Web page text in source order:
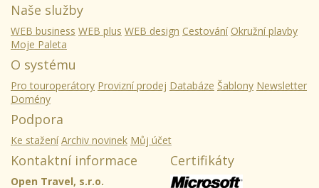
Naše služby
WEB business WEB plus WEB design Cestování Okružní plavby
Moje Paleta
O systému
Pro touroperátory Provizní prodej Databáze Šablony Newsletter
Domény
Podpora
Ke stažení Archiv novinek Můj účet
Kontaktní informace
Open Travel, s.r.o.
Certifikáty